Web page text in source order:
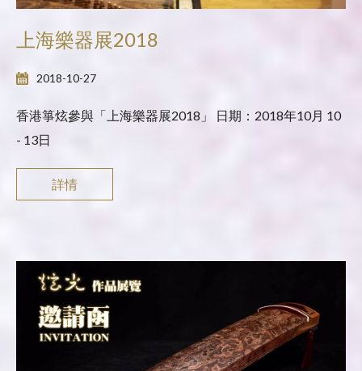
上海樂器展2018
2018-10-27
香港箏炫參與「上海樂器展2018」 日期：2018年10月 10
- 13日
詳情